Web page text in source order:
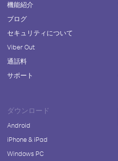
機能紹介
ブログ
セキュリティについて
Viber Out
通話料
サポート
ダウンロード
Android
iPhone & iPad
Windows PC